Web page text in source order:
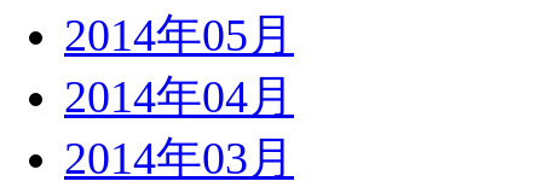
2014年05月
2014年04月
2014年03月